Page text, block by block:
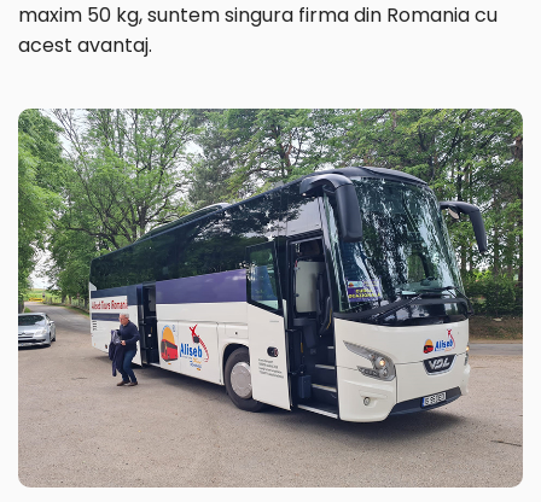
maxim 50 kg, suntem singura firma din Romania cu
acest avantaj.